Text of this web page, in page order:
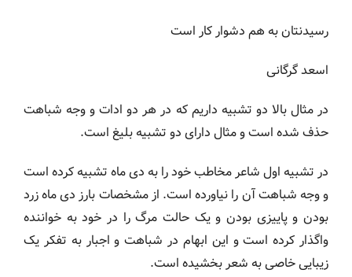
رسیدنتان به هم دشوار کار است
اسعد گرگانی
در مثال بالا دو تشبیه داریم که در هر دو ادات و وجه شباهت
حذف شده است و مثال دارای دو تشبیه بلیغ است.
در تشبیه اول شاعر مخاطب خود را به دی ماه تشبیه کرده است
و وجه شباهت آن را نیاورده است. از مشخصات بارز دی ماه زرد
بودن و پاییزی بودن و یک حالت مرگ را در خود به خواننده
واگذار کرده است و این ابهام در شباهت و اجبار به تفکر یک
زیبایی خاصی به شعر بخشیده است.